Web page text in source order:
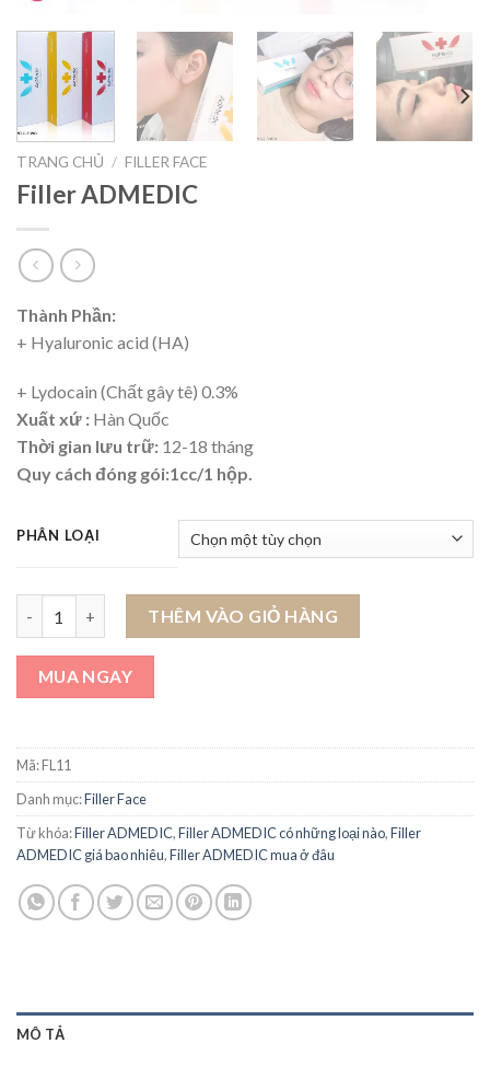
TRANG CHỦ / FILLER FACE
Filler ADMEDIC
Thành Phần:
+ Hyaluronic acid (HA)
+ Lydocain (Chất gây tê) 0.3%
Xuất xứ : Hàn Quốc
Thời gian lưu trữ: 12-18 tháng
Quy cách đóng gói:1cc/1 hộp.
PHÂN LOẠI
Filler ADMEDIC số lượngTHÊM VÀO GIỎ HÀNG
MUA NGAY
Mã:FL11
Danh mục:Filler Face
Từ khóa:Filler ADMEDIC,Filler ADMEDIC có những loại nào,Filler
ADMEDIC giá bao nhiêu,Filler ADMEDIC mua ở đâu
MÔ TẢ